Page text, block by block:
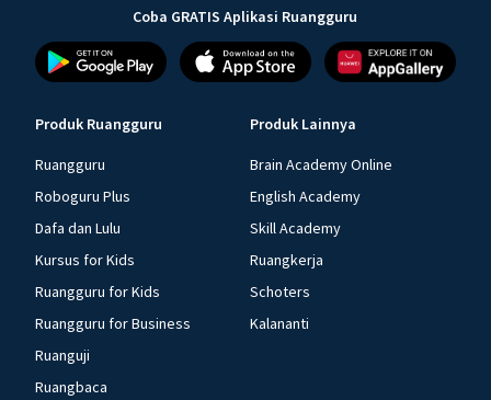
Coba GRATIS Aplikasi Ruangguru
Produk Ruangguru
Ruangguru
Roboguru Plus
Dafa dan Lulu
Kursus for Kids
Ruangguru for Kids
Ruangguru for Business
Ruanguji
Ruangbaca
Produk Lainnya
Brain Academy Online
English Academy
Skill Academy
Ruangkerja
Schoters
Kalananti